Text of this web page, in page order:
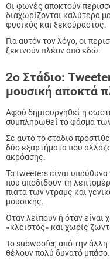
Οι φωνές αποκτούν
διαχωρίζονται καλύτερα
φυσικός και ξεκούραστος.
Για αυτόν τον λόγο, οι
ξεκινούν πλέον από εδώ.
2ο Στάδιο:
μουσική αποκτά
Αφού δημιουργηθεί η
συμπληρωθεί το φάσμα
Σε αυτό το στάδιο
δύο εξαρτήματα που
ακρόασης.
Τα tweeters είναι
που αποδίδουν τη
πιάτα των ντραμς και
μουσικής.
Όταν λείπουν ή όταν είναι
«κλειστός» και χωρίς
Το subwoofer, από την άλλη
θέλουν πολύ δυνατό μπάσο.